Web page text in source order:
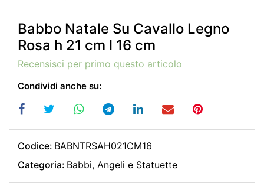
Babbo Natale Su Cavallo Legno
Rosa h 21 cm l 16 cm
Recensisci per primo questo articolo
Condividi anche su:
Codice: BABNTRSAH021CM16
Categoria: Babbi, Angeli e Statuette